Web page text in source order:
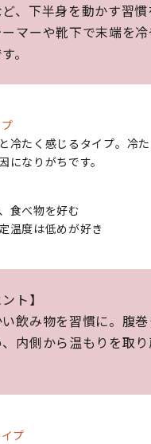
、下半身を動かす習慣
マーや靴下で末端を
。
冷たく感じるタイプ。冷
になりがちです。
食べ物を好む
温度は低めが好き
ト】
飲み物を習慣に。腹
内側から温もりを取
プ